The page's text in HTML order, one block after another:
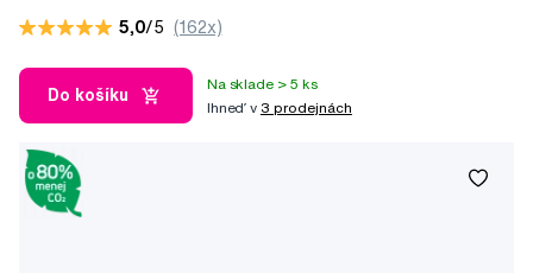
5,0/5 (162x)
Do košíku
Na sklade > 5 ks
Ihneď v 3 prodejnách